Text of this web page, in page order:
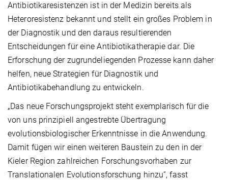
Antibiotikaresistenzen ist in der Medizin bereits als
Heteroresistenz bekannt und stellt ein großes Problem in
der Diagnostik und den daraus resultierenden
Entscheidungen für eine Antibiotikatherapie dar. Die
Erforschung der zugrundeliegenden Prozesse kann daher
helfen, neue Strategien für Diagnostik und
Antibiotikabehandlung zu entwickeln.
„Das neue Forschungsprojekt steht exemplarisch für die
von uns prinzipiell angestrebte Übertragung
evolutionsbiologischer Erkenntnisse in die Anwendung.
Damit fügen wir einen weiteren Baustein zu den in der
Kieler Region zahlreichen Forschungsvorhaben zur
Translationalen Evolutionsforschung hinzu“, fasst